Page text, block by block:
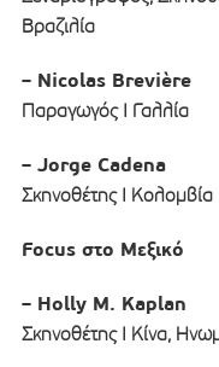
Βραζιλία
– Nicolas Brevière
Παραγωγός I Γαλλία
– Jorge Cadena
Σκηνοθέτης Ι Κολομβία
Focus στο Μεξικό
– Holly M. Kaplan
Σκηνοθέτης I Κίνα,